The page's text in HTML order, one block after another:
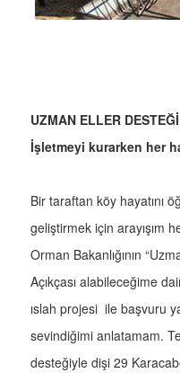
UZMAN ELLER
İşletmeyi kurarken her
Bir taraftan köy hayatını
geliştirmek için arayışım
Orman Bakanlığının
Açıkçası alabileceğime
ıslah projesi ile başvuru
sevindiğimi anlatamam.
desteğiyle dişi 29